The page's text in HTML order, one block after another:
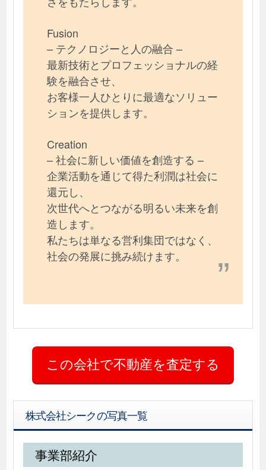
Fusion
– テクノロジーと人の融合 –
最新技術とプロフェッショナルの経
験を融合させ、
お客様一人ひとりに最適なソリュー
ションを提供します。
Creation
– 社会に新しい価値を創造する –
企業活動を通じて得た利潤は社会に
還元し、
次世代へとつながる明るい未来を創
造します。
私たちは単なる営利集団ではなく、
社会の発展に挑み続けます。
株式会社シークの写真一覧
事業部紹介